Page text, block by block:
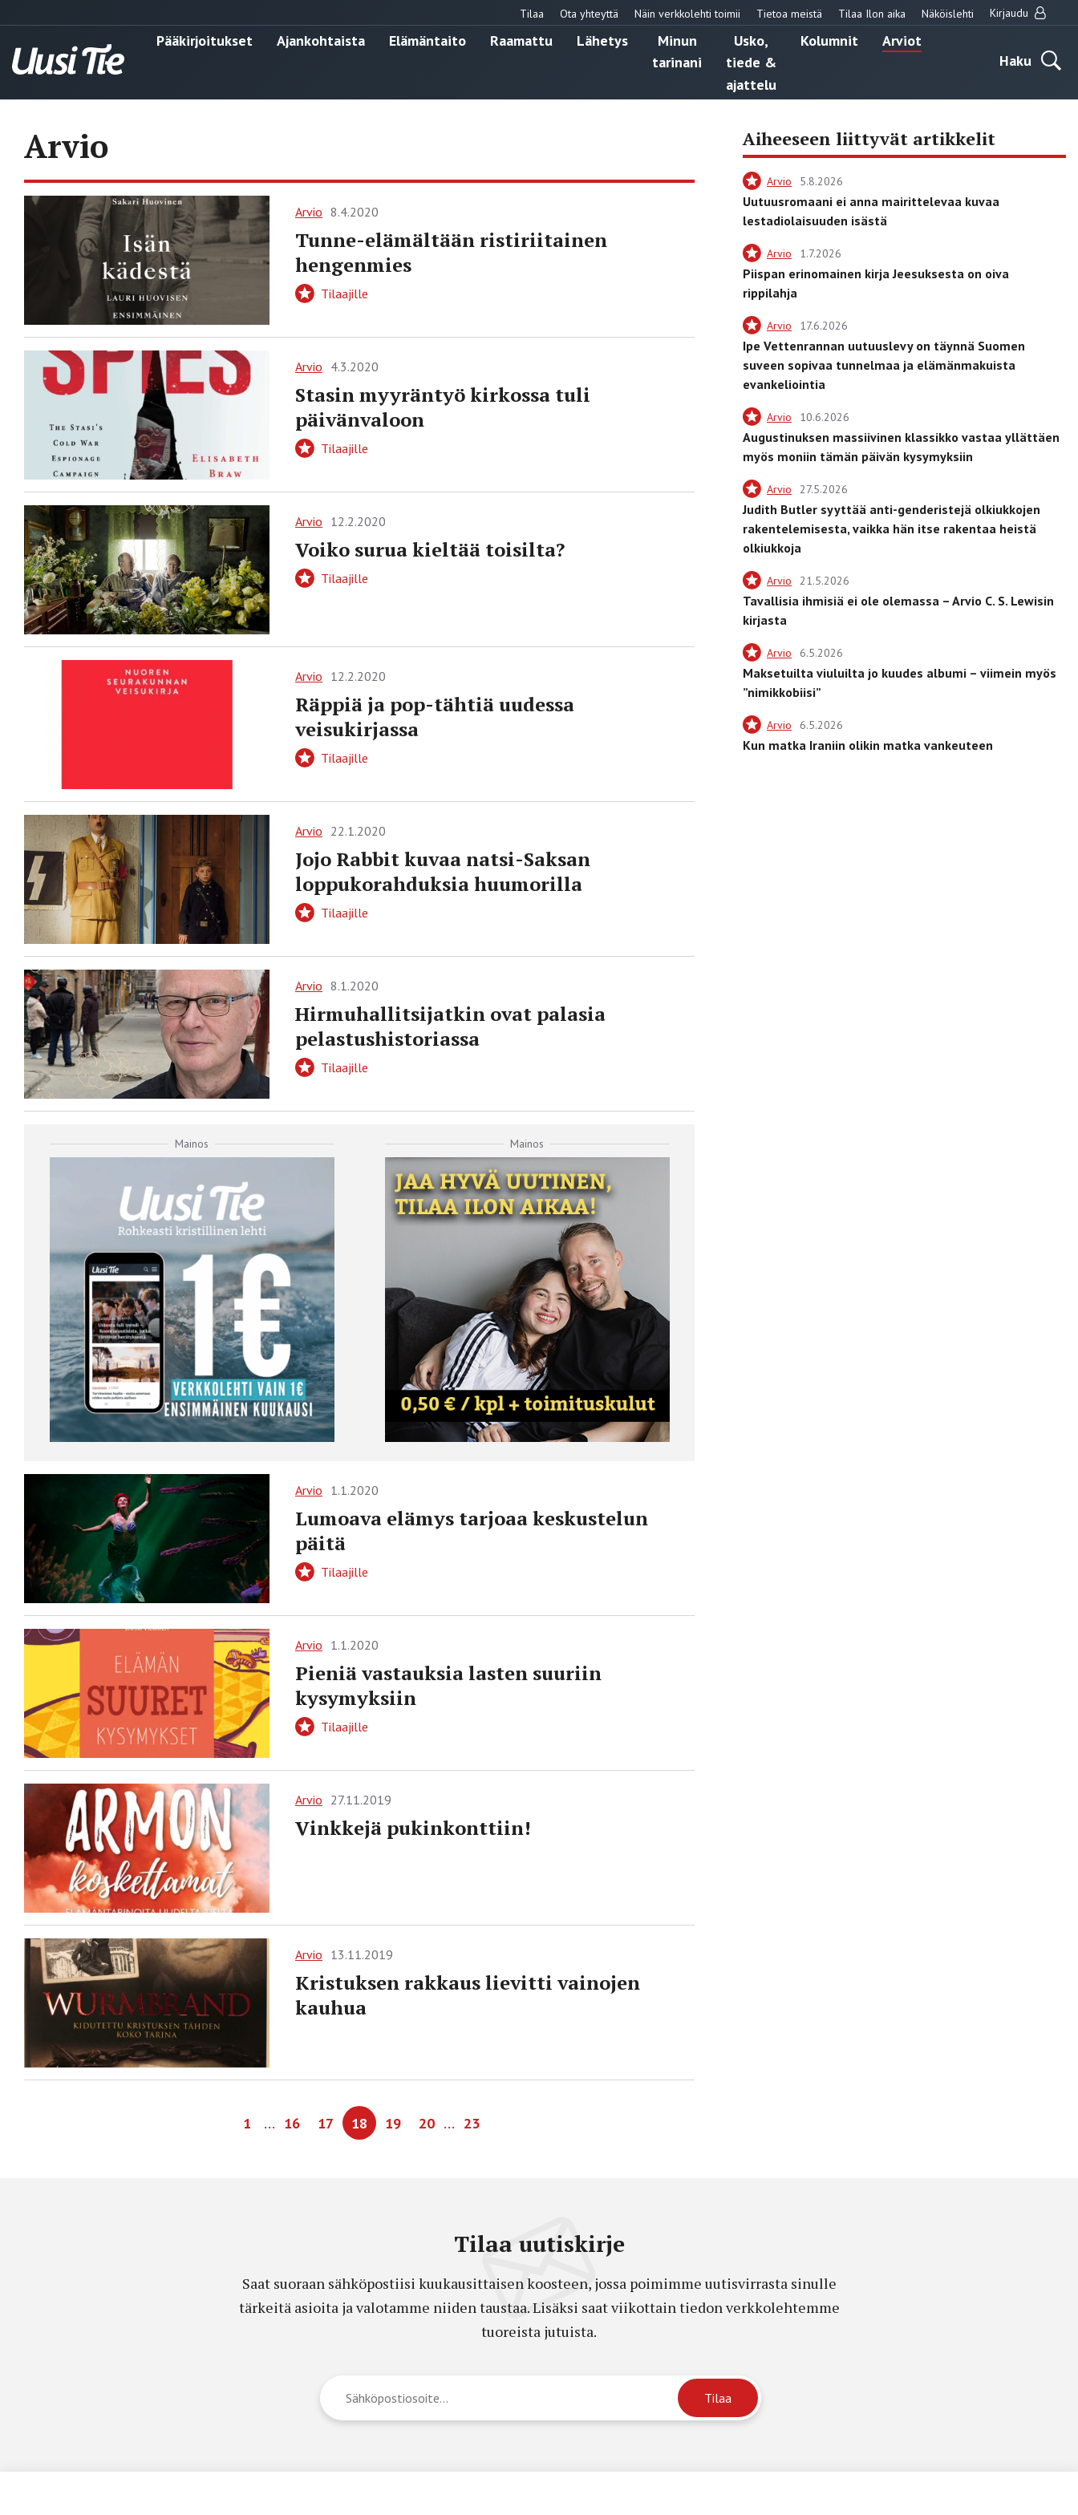
Tilaa Ota yhteyttä Näin verkkolehti toimii Tietoa meistä Tilaa Ilon aika Näköislehti Kirjaudu
Pääkirjoitukset Ajankohtaista Elämäntaito Raamattu Lähetys
Minun
tarinani
Usko,
tiede &
ajattelu
Kolumnit
Arviot
Haku
Arvio
Arvio 8.4.2020
Tunne-elämältään ristiriitainen
hengenmies
Tilaajille
Arvio 4.3.2020
Stasin myyräntyö kirkossa tuli
päivänvaloon
Tilaajille
Arvio 12.2.2020
Voiko surua kieltää toisilta?
Tilaajille
Arvio 12.2.2020
Räppiä ja pop-tähtiä uudessa
veisukirjassa
Tilaajille
Arvio 22.1.2020
Jojo Rabbit kuvaa natsi-Saksan
loppukorahduksia huumorilla
Tilaajille
Arvio 8.1.2020
Hirmuhallitsijatkin ovat palasia
pelastushistoriassa
Tilaajille
Mainos Mainos
Arvio 1.1.2020
Lumoava elämys tarjoaa keskustelun
päitä
Tilaajille
Arvio 1.1.2020
Pieniä vastauksia lasten suuriin
kysymyksiin
Tilaajille
Arvio 27.11.2019
Vinkkejä pukinkonttiin!
Arvio 13.11.2019
Kristuksen rakkaus lievitti vainojen
kauhua
1 … 16 17 18 19 20 … 23
Aiheeseen liittyvät artikkelit
Arvio 5.8.2026
Uutuusromaani ei anna mairittelevaa kuvaa
lestadiolaisuuden isästä
Arvio 1.7.2026
Piispan erinomainen kirja Jeesuksesta on oiva
rippilahja
Arvio 17.6.2026
Ipe Vettenrannan uutuuslevy on täynnä Suomen
suveen sopivaa tunnelmaa ja elämänmakuista
evankeliointia
Arvio 10.6.2026
Augustinuksen massiivinen klassikko vastaa yllättäen
myös moniin tämän päivän kysymyksiin
Arvio 27.5.2026
Judith Butler syyttää anti-genderistejä olkiukkojen
rakentelemisesta, vaikka hän itse rakentaa heistä
olkiukkoja
Arvio 21.5.2026
Tavallisia ihmisiä ei ole olemassa – Arvio C. S. Lewisin
kirjasta
Arvio 6.5.2026
Maksetuilta viuluilta jo kuudes albumi – viimein myös
”nimikkobiisi”
Arvio 6.5.2026
Kun matka Iraniin olikin matka vankeuteen
Tilaa uutiskirje
Saat suoraan sähköpostiisi kuukausittaisen koosteen, jossa poimimme uutisvirrasta sinulle
tärkeitä asioita ja valotamme niiden taustaa. Lisäksi saat viikottain tiedon verkkolehtemme
tuoreista jutuista.